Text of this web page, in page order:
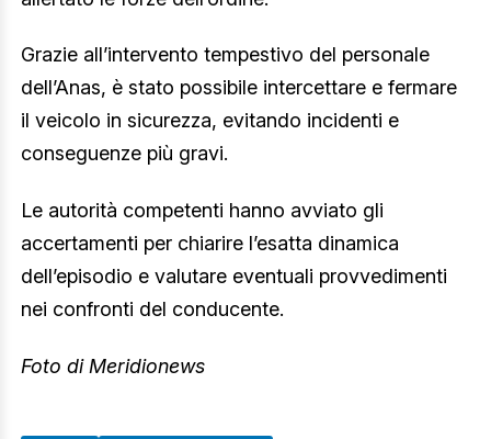
Grazie all’intervento tempestivo del personale
dell’Anas, è stato possibile intercettare e fermare
il veicolo in sicurezza, evitando incidenti e
conseguenze più gravi.
Le autorità competenti hanno avviato gli
accertamenti per chiarire l’esatta dinamica
dell’episodio e valutare eventuali provvedimenti
nei confronti del conducente.
Foto di Meridionews